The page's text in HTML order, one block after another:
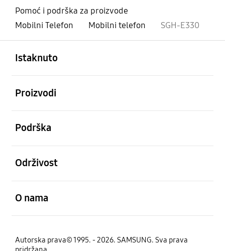
Pomoć i podrška za proizvode
Mobilni Telefon
Mobilni telefon SGH-E330
Istaknuto
Proizvodi
Podrška
Održivost
O nama
Autorska prava© 1995. - 2026. SAMSUNG. Sva prava